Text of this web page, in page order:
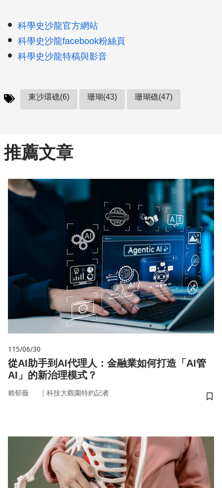
科學史沙龍官方網站
科學史沙龍facebook粉絲頁
科學史沙龍特稿與影音
東沙環礁(6) 珊瑚(43) 珊瑚礁(47)
推薦文章
115/06/30
從AI助手到AI代理人：金融業如何打造「AI管
AI」的新治理模式？
賴郁薇 ｜ 科技大觀園特約記者
儲